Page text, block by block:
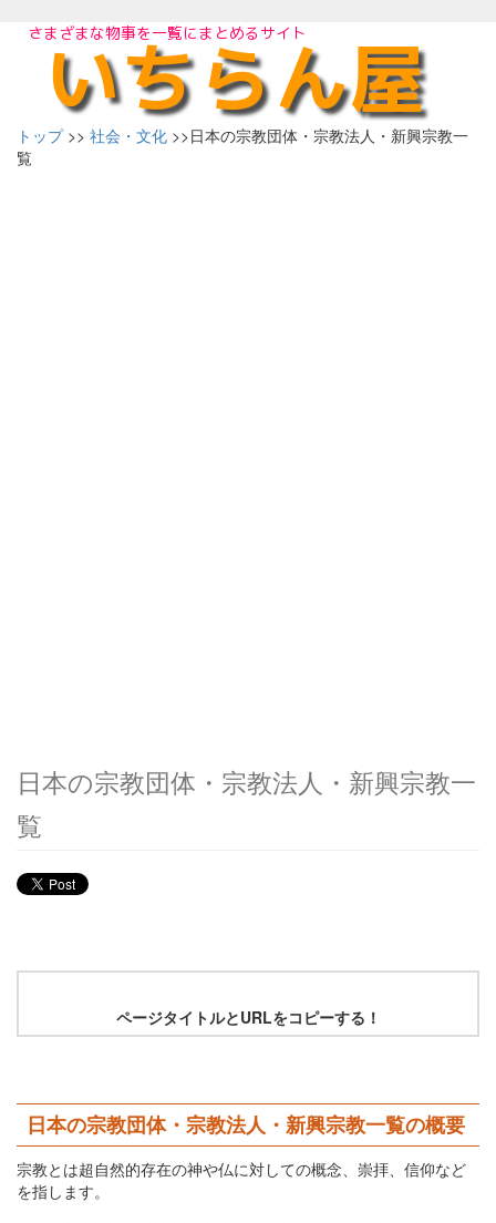
トップ >> 社会・文化 >>日本の宗教団体・宗教法人・新興宗教一
覧
日本の宗教団体・宗教法人・新興宗教一
覧
ページタイトルとURLをコピーする！
日本の宗教団体・宗教法人・新興宗教一覧の概要
宗教とは超自然的存在の神や仏に対しての概念、崇拝、信仰など
を指します。